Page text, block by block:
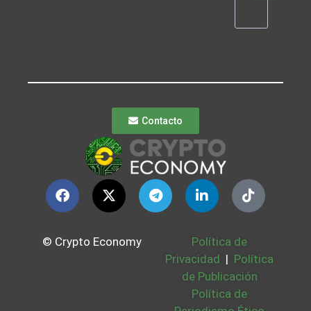
Contacto
© Crypto Economy
Política de
Privacidad | Política
de Publicación
Política de